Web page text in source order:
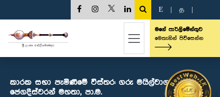
E த
මගේ පාර්ලිමේන්තුව
මෙතැනින් පිවිසෙන්න
කාරක සභා පැමිණීමේ විස්තර: ගරු මයිල්වාගනම්
ජෙගදීස්වරන් මහතා, පා.ම.